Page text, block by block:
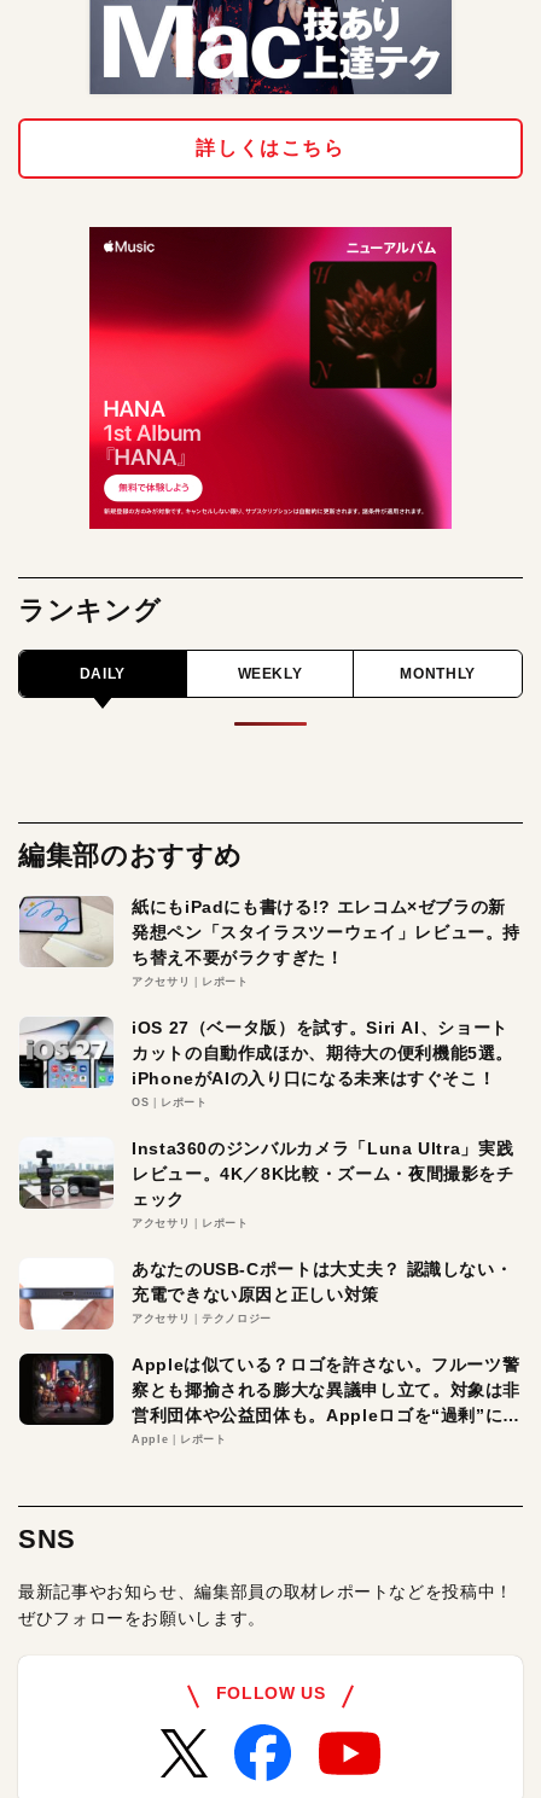
詳しくはこちら
ランキング
DAILY WEEKLY MONTHLY
編集部のおすすめ
紙にもiPadにも書ける!? エレコム×ゼブラの新
発想ペン「スタイラスツーウェイ」レビュー。持
ち替え不要がラクすぎた！
アクセサリ レポート
iOS 27（ベータ版）を試す。Siri AI、ショート
カットの自動作成ほか、期待大の便利機能5選。
iPhoneがAIの入り口になる未来はすぐそこ！
OS レポート
Insta360のジンバルカメラ「Luna Ultra」実践
レビュー。4K／8K比較・ズーム・夜間撮影をチ
ェック
アクセサリ レポート
あなたのUSB-Cポートは大丈夫？ 認識しない・
充電できない原因と正しい対策
アクセサリ テクノロジー
Appleは似ている？ロゴを許さない。フルーツ警
察とも揶揄される膨大な異議申し立て。対象は非
営利団体や公益団体も。Appleロゴを“過剰”に守
る理由とは
Apple レポート
SNS
最新記事やお知らせ、編集部員の取材レポートなどを投稿中！
ぜひフォローをお願いします。
FOLLOW US